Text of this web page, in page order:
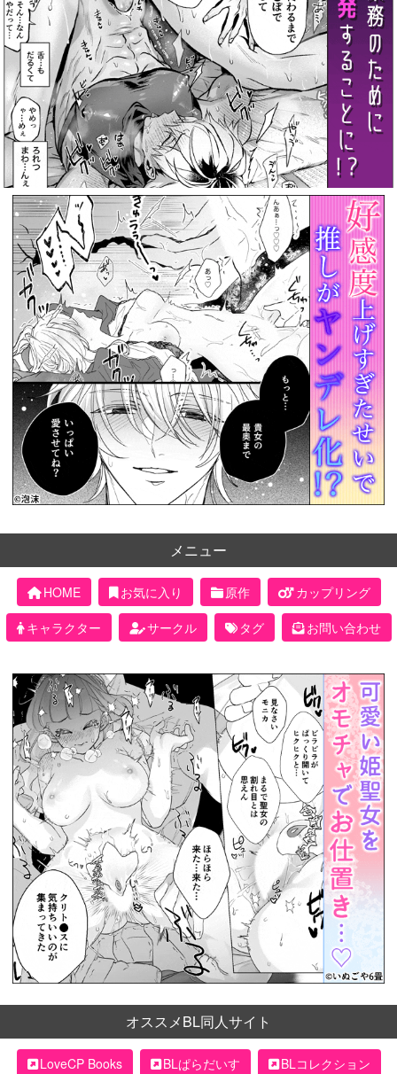
メニュー
HOME お気に入り 原作
カップリング
キャラクター
サークル タグ お問い合わせ
オススメBL同人サイト
LoveCP Books BLぱらだいす
BLコレクション